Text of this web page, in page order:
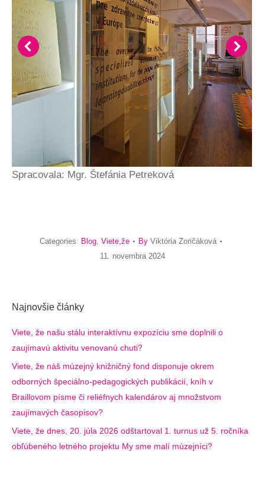
Spracovala: Mgr. Štefánia Petreková
Categories: Blog, Viete,že By Viktória Zoričáková
11. novembra 2024
Najnovšie články
Viete, že našu stálu interaktívnu expozíciu sme doplnili o
zaujímavú aktivitu venovanú chuti?
Viete, že náš múzejný knižničný fond disponuje okrem
odborných špeciálno-pedagogických publikácií, kníh v
Braillovom písme či reliéfnych kalendárov aj množstvom
zaujímavých časopisov?
Viete, že dnes, 20. júla 2026 odštartoval 1. turnus už 5. ročníka
obľúbeného letného projektu My sme malí múzejníci?